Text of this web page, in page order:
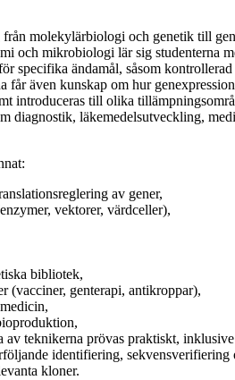
från molekylärbiologi och genetik till
och mikrobiologi lär sig studenterna
specifika ändamål, såsom kontrollerad
får även kunskap om hur
introduceras till olika
diagnostik, läkemedelsutveckling,
av gener,
vektorer, värdceller),
bibliotek,
(vacciner, genterapi, antikroppar),
av teknikerna prövas praktiskt,
identifiering, sekvensverifiering
kloner.